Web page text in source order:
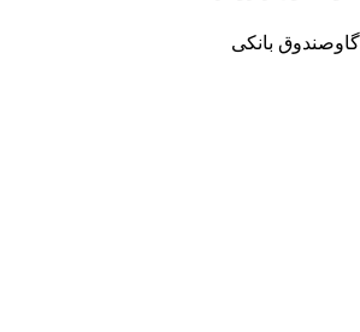
گاوصندوق بانکی